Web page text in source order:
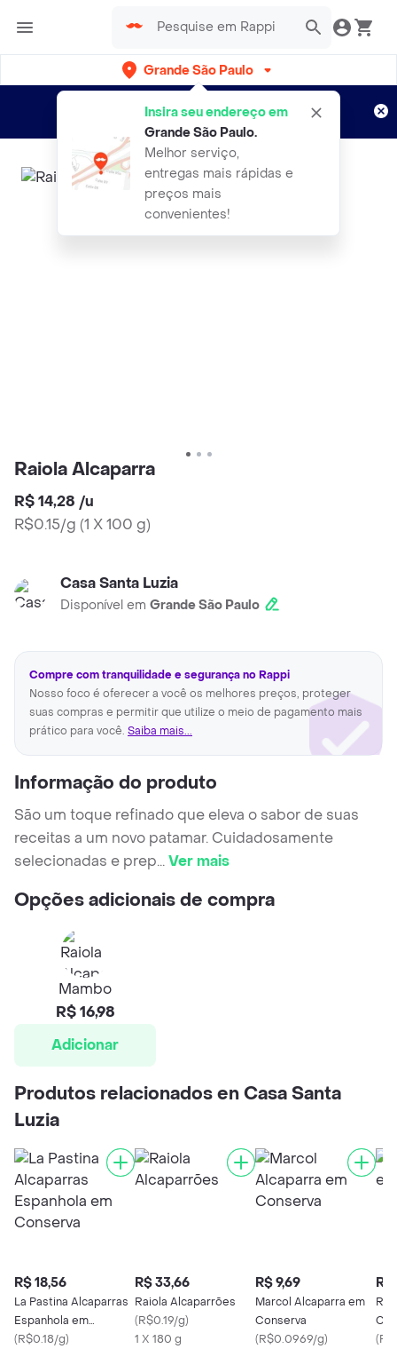
Grande São Paulo
Insira seu endereço em
Grande São Paulo.
Melhor serviço,
entregas mais rápidas e
preços mais
convenientes!
Entregas grátis por 15 dias!
Aplicam T&C
Raiola Alcaparra
R$ 14,28 /u
R$0.15/g (1 X 100 g)
Casa Santa Luzia
Disponível em Grande São Paulo
Compre com tranquilidade e segurança no Rappi
Nosso foco é oferecer a você os melhores preços, proteger
suas compras e permitir que utilize o meio de pagamento mais
prático para você. Saiba mais...
Informação do produto
São um toque refinado que eleva o sabor de suas
receitas a um novo patamar. Cuidadosamente
selecionadas e prep...Ver mais
Opções adicionais de compra
Mambo
R$ 16,98
Adicionar
Produtos relacionados en Casa Santa
Luzia
R$ 18,56
La Pastina Alcaparras
Espanhola em
Conserva
(R$0.18/g)
R$ 33,66
Raiola Alcaparrões
(R$0.19/g)
1 X 180 g
R$ 9,69
Marcol Alcaparra em
Conserva
(R$0.0969/g)
R$
(